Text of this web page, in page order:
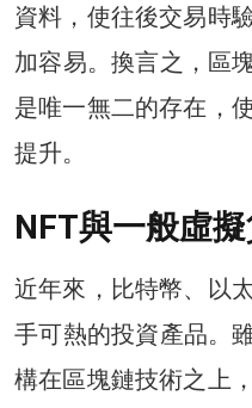
資料，使往後交易時
加容易。換言之，區
是唯一無二的存在，
提升。
NFT與一般虛
近年來，比特幣、以
手可熱的投資產品。
構在區塊鏈技術之上